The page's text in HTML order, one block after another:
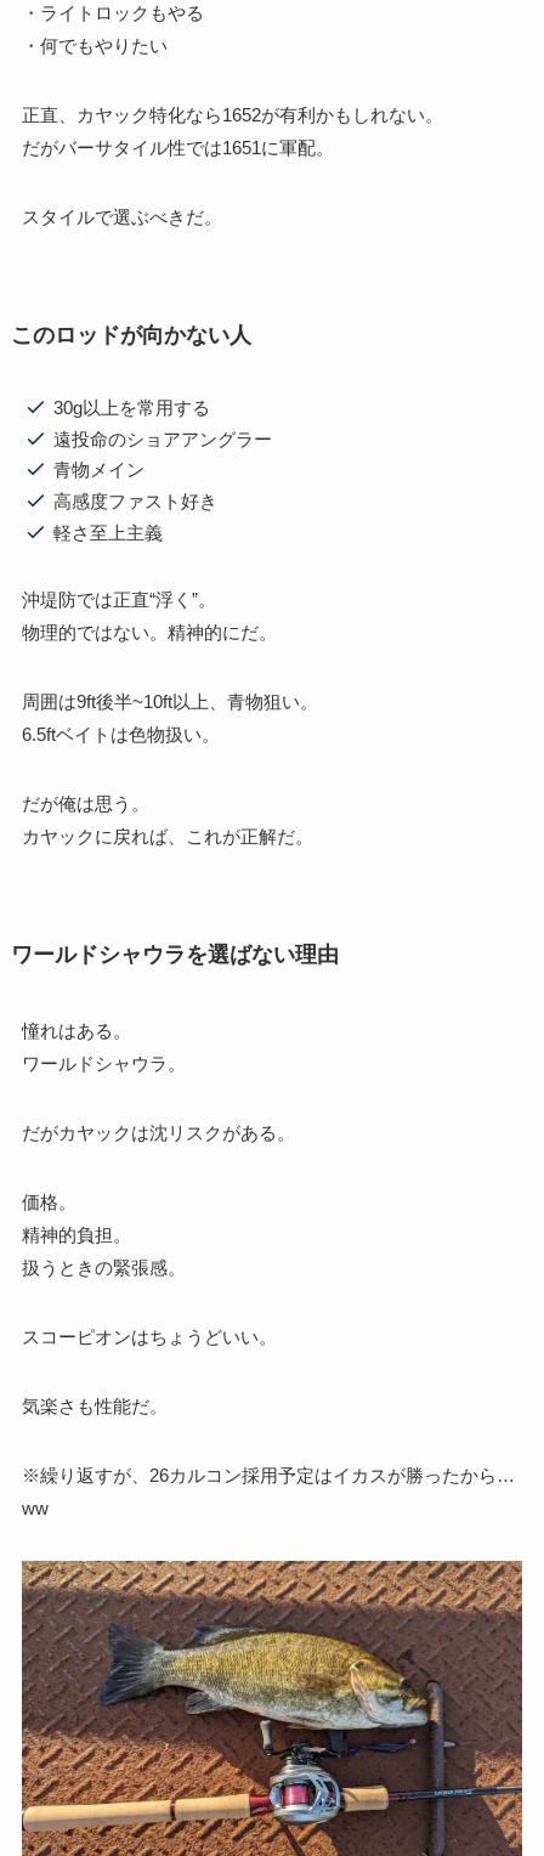
・ライトロックもやる
・何でもやりたい
正直、カヤック特化なら1652が有利かもしれない。
だがバーサタイル性では1651に軍配。
スタイルで選ぶべきだ。
このロッドが向かない人
30g以上を常用する
遠投命のショアアングラー
青物メイン
高感度ファスト好き
軽さ至上主義
沖堤防では正直“浮く”。
物理的ではない。精神的にだ。
周囲は9ft後半~10ft以上、青物狙い。
6.5ftベイトは色物扱い。
だが俺は思う。
カヤックに戻れば、これが正解だ。
ワールドシャウラを選ばない理由
憧れはある。
ワールドシャウラ。
だがカヤックは沈リスクがある。
価格。
精神的負担。
扱うときの緊張感。
スコーピオンはちょうどいい。
気楽さも性能だ。
※繰り返すが、26カルコン採用予定はイカスが勝ったから…
ww